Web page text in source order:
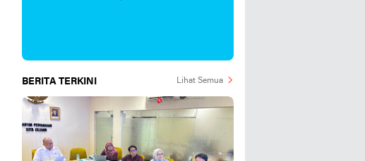
BERITA TERKINI Lihat Semua